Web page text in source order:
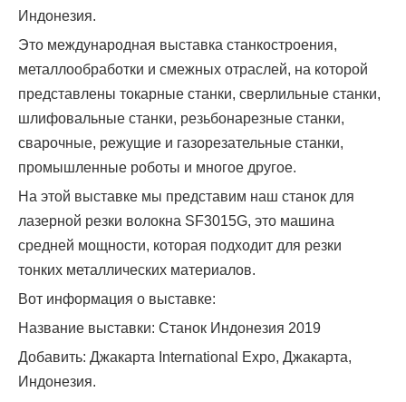
Индонезия.
Это международная выставка станкостроения,
металлообработки и смежных отраслей, на которой
представлены токарные станки, сверлильные станки,
шлифовальные станки, резьбонарезные станки,
сварочные, режущие и газорезательные станки,
промышленные роботы и многое другое.
На этой выставке мы представим наш станок для
лазерной резки волокна SF3015G, это машина
средней мощности, которая подходит для резки
тонких металлических материалов.
Вот информация о выставке:
Название выставки: Станок Индонезия 2019
Добавить: Джакарта International Expo, Джакарта,
Индонезия.